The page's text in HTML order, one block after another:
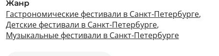
Жанр
Гастрономические фестивали в Санкт-Петербурге,
Детские фестивали в Санкт-Петербурге,
Музыкальные фестивали в Санкт-Петербурге